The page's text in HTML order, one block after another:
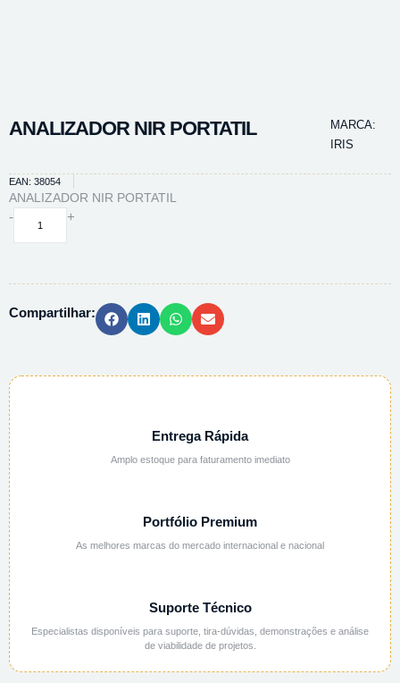
ANALIZADOR NIR PORTATIL
MARCA:
IRIS
EAN: 38054
ANALIZADOR NIR PORTATIL
-
ANALIZADOR
+
Compartilhar:
Entrega Rápida
Amplo estoque para faturamento imediato
Portfólio Premium
As melhores marcas do mercado internacional e nacional
Suporte Técnico
Especialistas disponíveis para suporte, tira-dúvidas, demonstrações e análise
de viabilidade de projetos.